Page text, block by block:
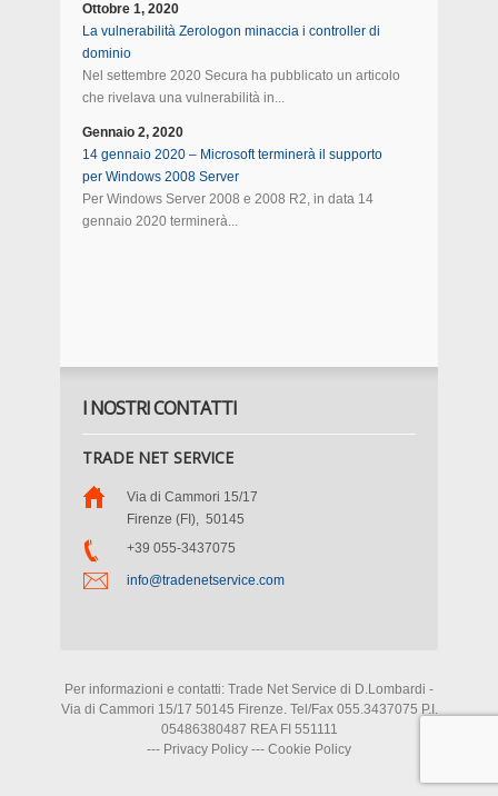
Ottobre 1, 2020
La vulnerabilità Zerologon minaccia i controller di
dominio
Nel settembre 2020 Secura ha pubblicato un articolo
che rivelava una vulnerabilità in...
Gennaio 2, 2020
14 gennaio 2020 – Microsoft terminerà il supporto
per Windows 2008 Server
Per Windows Server 2008 e 2008 R2, in data 14
gennaio 2020 terminerà...
I NOSTRI CONTATTI
TRADE NET SERVICE
Via di Cammori 15/17
Firenze (FI), 50145
+39 055-3437075
info@tradenetservice.com
Per informazioni e contatti: Trade Net Service di D.Lombardi -
Via di Cammori 15/17 50145 Firenze. Tel/Fax 055.3437075 P.I.
05486380487 REA FI 551111
--- Privacy Policy --- Cookie Policy